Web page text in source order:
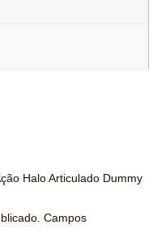
Halo Articulado Dummy
Campos